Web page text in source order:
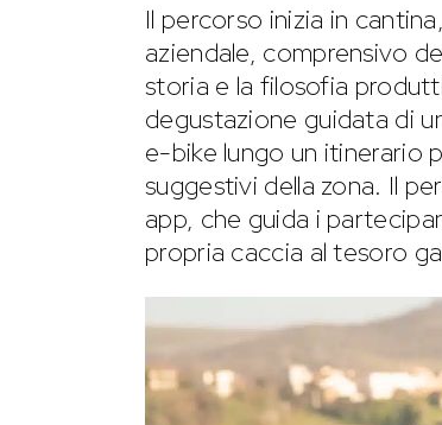
Il percorso inizia in
aziendale, comprensivo
storia e la filosofia
degustazione guidata di
e-bike lungo un itinerario
suggestivi della zona. Il
app, che guida i
propria caccia al tesoro